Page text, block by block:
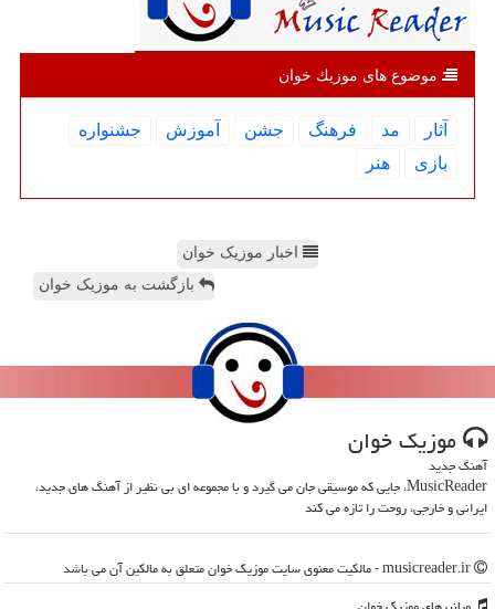
موضوع های موزیك خوان
آثار مد فرهنگ جشن آموزش
جشنواره
بازی
هنر
اخبار موزیک خوان
بازگشت به موزیک خوان
موزیك خوان
آهنگ جدید
MusicReader، جایی که موسیقی جان می گیرد و با مجموعه ای بی نظیر از آهنگ های جدید،
ایرانی و خارجی، روحت را تازه می کند